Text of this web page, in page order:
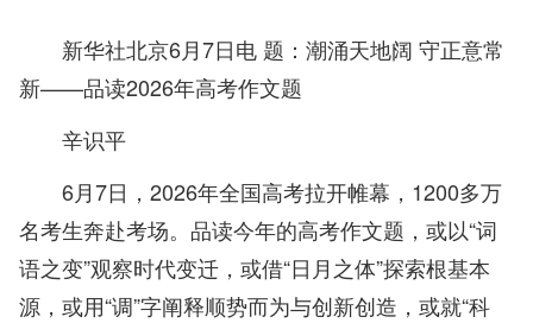
新华社北京6月7日电 题：潮涌天地阔 守正意常
新——品读2026年高考作文题
辛识平
6月7日，2026年全国高考拉开帷幕，1200多万
名考生奔赴考场。品读今年的高考作文题，或以“词
语之变”观察时代变迁，或借“日月之体”探索根基本
源，或用“调”字阐释顺势而为与创新创造，或就“科